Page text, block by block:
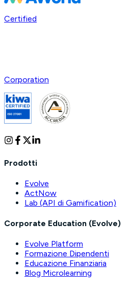
Certified
Corporation
Prodotti
Evolve
ActNow
Lab (API di Gamification)
Corporate Education (Evolve)
Evolve Platform
Formazione Dipendenti
Educazione Finanziaria
Blog Microlearning